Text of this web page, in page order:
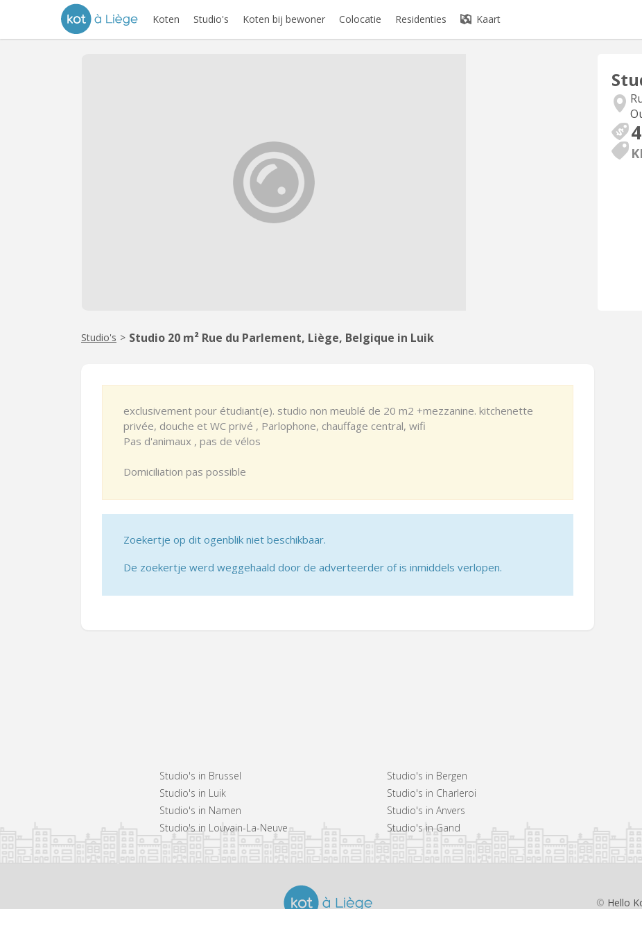
Koten Studio's Koten bij bewoner Colocatie Residenties Kaart
Studio's > Studio 20 m² Rue du Parlement, Liège, Belgique in Luik
exclusivement pour étudiant(e). studio non meublé de 20 m2 +mezzanine. kitchenette
privée, douche et WC privé , Parlophone, chauffage central, wifi
Pas d'animaux , pas de vélos
Domiciliation pas possible
Zoekertje op dit ogenblik niet beschikbaar.
De zoekertje werd weggehaald door de adverteerder of is inmiddels verlopen.
Studio's in Brussel
Studio's in Luik
Studio's in Namen
Studio's in Louvain-La-Neuve
Studio's in Bergen
Studio's in Charleroi
Studio's in Anvers
Studio's in Gand
© Hello